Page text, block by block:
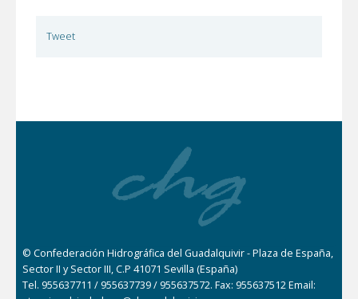
Tweet
© Confederación Hidrográfica del Guadalquivir - Plaza de España,
Sector II y Sector III, C.P 41071 Sevilla (España)
Tel. 955637711 / 955637739 / 955637572. Fax: 955637512 Email: